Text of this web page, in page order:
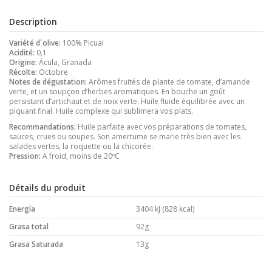
Description
Variété d´olive: 100% Picual
Acidité: 0,1
Origine: Ácula, Granada
Récolte: Octobre
Notes de dégustation: Arômes fruités de plante de tomate, d’amande
verte, et un soupçon d’herbes aromatiques. En bouche un goût
persistant d’artichaut et de noix verte. Huile fluide équilibrée avec un
piquant final. Huile complexe qui sublimera vos plats.
Recommandations: Huile parfaite avec vos préparations de tomates,
sauces, crues ou soupes. Son amertume se marie très bien avec les
salades vertes, la roquette ou la chicorée.
Pression: A froid, moins de 20ºC
Détails du produit
Energía
3404 kJ (828 kcal)
Grasa total
92g
Grasa Saturada
13g